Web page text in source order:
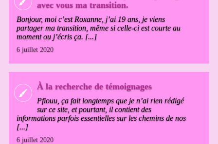
avec vous ma transition.
Bonjour, moi c’est Roxanne, j’ai 19 ans, je viens
partager ma transition, même si celle-ci est courte au
moment ou j’écris ça. [...]
6 juillet 2020
À la recherche de témoignages
Pfiouu, ça fait longtemps que je n’ai rien rédigé
sur ce site, et pourtant, il contient des
informations parfois essentielles sur les chemins de nos
[...]
6 juillet 2020